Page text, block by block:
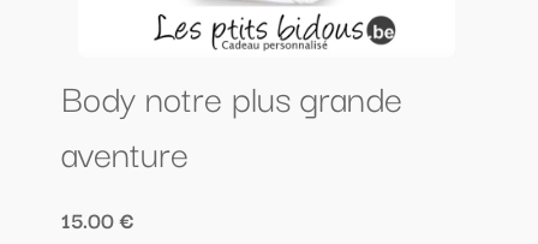
Body notre plus grande
aventure
15.00 €